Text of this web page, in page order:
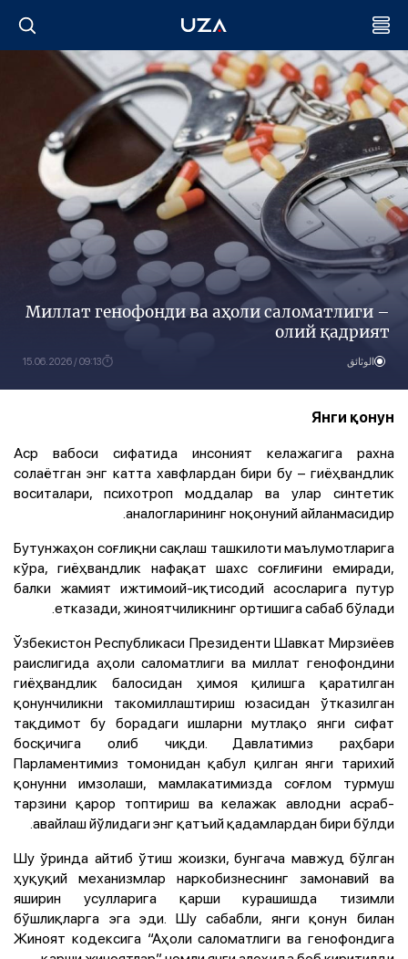
Миллат генофонди ва аҳоли саломатлиги –
олий қадрият
الوثائق 09:13 / 15.06.2026
Янги қонун
Аср вабоси сифатида инсоният келажагига рахна
солаётган энг катта хавфлардан бири бу – гиёҳвандлик
воситалари, психотроп моддалар ва улар синтетик
аналогларининг ноқонуний айланмасидир.
Бутунжаҳон соғлиқни сақлаш ташкилоти маълумотларига
кўра, гиёҳвандлик нафақат шахс соғлиғини емиради,
балки жамият ижтимоий-иқтисодий асосларига путур
етказади, жиноятчиликнинг ортишига сабаб бўлади.
Ўзбекистон Республикаси Президенти Шавкат Мирзиёев
раислигида аҳоли саломатлиги ва миллат генофондини
гиёҳвандлик балосидан ҳимоя қилишга қаратилган
қонунчиликни такомиллаштириш юзасидан ўтказилган
тақдимот бу борадаги ишларни мутлақо янги сифат
босқичига олиб чиқди. Давлатимиз раҳбари
Парламентимиз томонидан қабул қилган янги тарихий
қонунни имзолаши, мамлакатимизда соғлом турмуш
тарзини қарор топтириш ва келажак авлодни асраб-
авайлаш йўлидаги энг қатъий қадамлардан бири бўлди.
Шу ўринда айтиб ўтиш жоизки, бунгача мавжуд бўлган
ҳуқуқий механизмлар наркобизнеснинг замонавий ва
яширин усулларига қарши курашишда тизимли
бўшлиқларга эга эди. Шу сабабли, янги қонун билан
Жиноят кодексига “Аҳоли саломатлиги ва генофондига